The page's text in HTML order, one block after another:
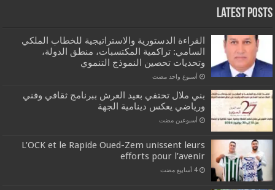
Latest Posts
القراءة الدستورية والاستراتيجية للخطاب الملكي
السامي: تراكمية المكتسبات، منطق الدولة،
وتحديات تحصين النموذج التنموي
‏أسبوع واحد مضت
بني ملال تحتفي بعيد العرش ببرنامج ثقافي وفني
ورياضي يعكس دينامية الجهة
‏أسبوعين مضت
L’OCK et le Rapide Oued-Zem unissent leurs
efforts pour l’avenir
‏4 أسابيع مضت